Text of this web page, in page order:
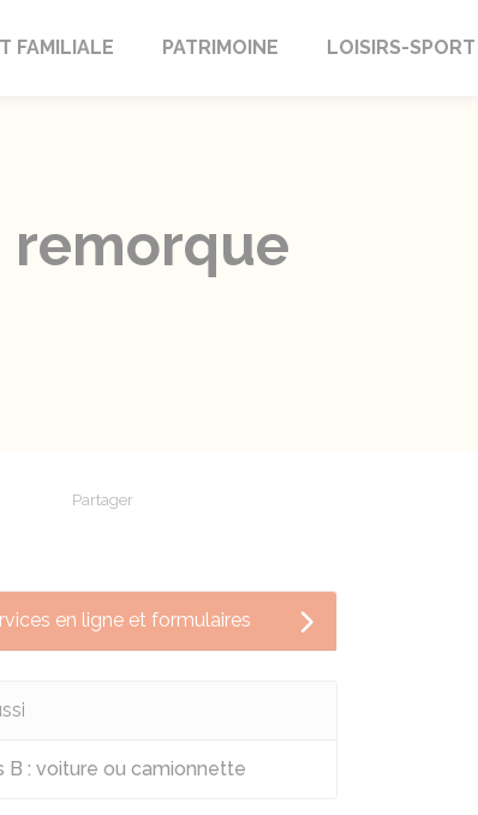
FAMILIALE PATRIMOINE LOISIRS-SPORT
remorque
Partager
en ligne et formulaires
B : voiture ou camionnette